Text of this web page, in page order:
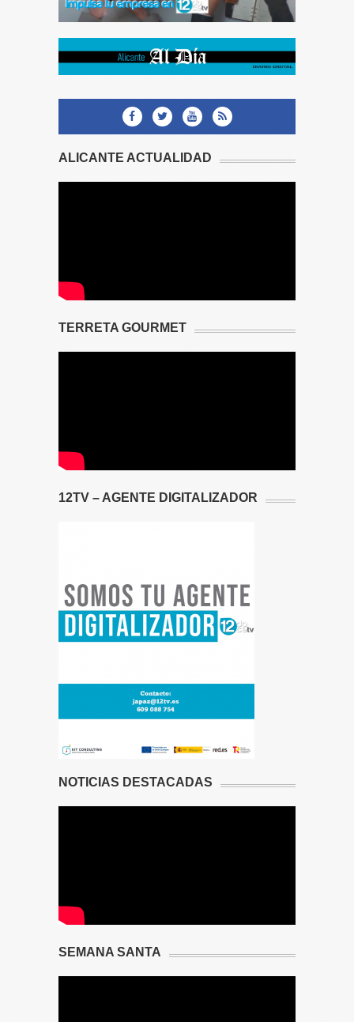
ALICANTE ACTUALIDAD
TERRETA GOURMET
12TV – AGENTE DIGITALIZADOR
NOTICIAS DESTACADAS
SEMANA SANTA